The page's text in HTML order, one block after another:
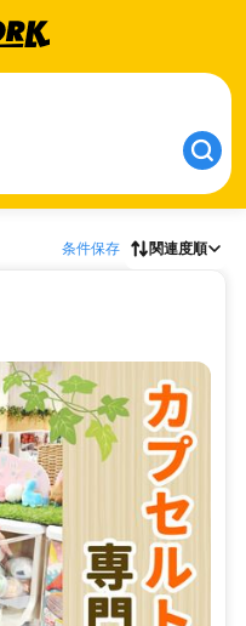
条件保存 関連度順